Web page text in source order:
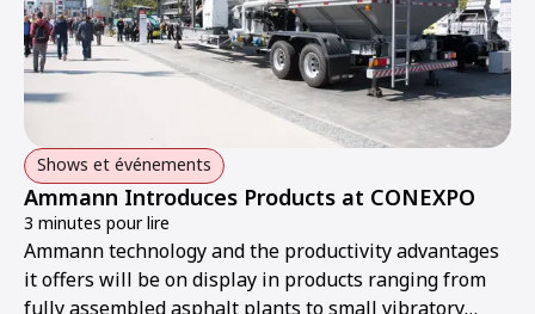
Shows et événements
Ammann Introduces Products at CONEXPO
3 minutes pour lire
Ammann technology and the productivity advantages
it offers will be on display in products ranging from
fully assembled asphalt plants to small vibratory